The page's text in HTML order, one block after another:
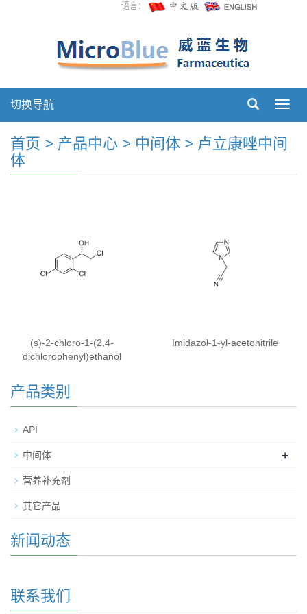
语言：
切
航
切换导航
首页 > 产品中心 > 中间体 > 卢立康唑中间
体
(s)-2-chloro-1-(2,4-
dichlorophenyl)ethanol
Imidazol-1-yl-acetonitrile
产品类别
API
中间体 +
营养补充剂
其它产品
新闻动态
联系我们